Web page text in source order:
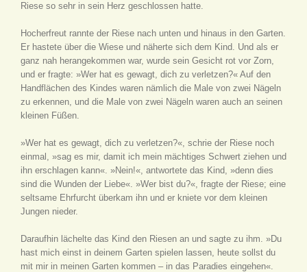
Riese so sehr in sein Herz geschlossen hatte.
Hocherfreut rannte der Riese nach unten und hinaus in den Garten.
Er hastete über die Wiese und näherte sich dem Kind. Und als er
ganz nah herangekommen war, wurde sein Gesicht rot vor Zorn,
und er fragte: »Wer hat es gewagt, dich zu verletzen?« Auf den
Handflächen des Kindes waren nämlich die Male von zwei Nägeln
zu erkennen, und die Male von zwei Nägeln waren auch an seinen
kleinen Füßen.
»Wer hat es gewagt, dich zu verletzen?«, schrie der Riese noch
einmal, »sag es mir, damit ich mein mächtiges Schwert ziehen und
ihn erschlagen kann«. »Nein!«, antwortete das Kind, »denn dies
sind die Wunden der Liebe«. »Wer bist du?«, fragte der Riese; eine
seltsame Ehrfurcht überkam ihn und er kniete vor dem kleinen
Jungen nieder.
Daraufhin lächelte das Kind den Riesen an und sagte zu ihm. »Du
hast mich einst in deinem Garten spielen lassen, heute sollst du
mit mir in meinen Garten kommen – in das Paradies eingehen«.